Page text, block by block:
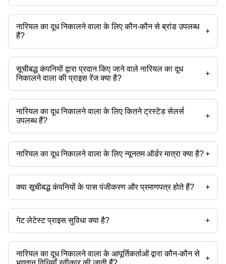
नारियल का दूध निकालने वाला के लिए कौन-कौन से ब्रांड उपलब्ध
हैं?
+
उपलब्ध ब्रांड हैं -
सूचीबद्ध कंपनियों द्वारा प्रदान किए जाने वाले नारियल का दूध
निकालने वाला की प्राइस रेंज क्या है?
+
नारियल का दूध निकालने वाला की प्राइस रेंज है -
कंपनी का नाम मुद्रा प्रोडक्ट का नाम
- INR
थ्री फेज सेमी ऑटोमैटिक ग्रेड कमर्शियल
मरिया इंजीनियरिंग वर्क्स INR नारियल का दूध निकालने वाला
INR 15 किलो नारियल का दूध निकालने वाला
नारियल का दूध निकालने वाला के लिए कितने ट्रस्टेड सेलर्स
उपलब्ध हैं?
+
नारियल का दूध निकालने वाला के ट्रस्टेड सेलर्स हैं:
लक्ष्मी इंडस्ट्रियल इक्विपमेंट्स
जस इंटरप्राइजेज
नारियल का दूध निकालने वाला के लिए न्यूनतम ऑर्डर मात्रा क्या है?+
उत्पाद के साथ न्यूनतम ऑर्डर मात्रा उल्लेखित होती है और कंपनी से कंपनी भिन्न हो सकती
है।
क्या सूचीबद्ध कंपनियों के पास पंजीकरण और प्रमाणपत्र होते हैं? +
अधिकांश कंपनियों के पास पंजीकरण होता है, और प्रमाणपत्र रखने वाली कंपनियां हैं -
जस इंटरप्राइजेज
मरिया इंजीनियरिंग वर्क्स
गेट लेटेस्ट प्राइस सुविधा क्या है? +
आप इसका उपयोग उत्पाद की नवीनतम कीमत प्राप्त करने के लिए कर सकते हैं।
नारियल का दूध निकालने वाला के आपूर्तिकर्ताओं द्वारा कौन-कौन से
+